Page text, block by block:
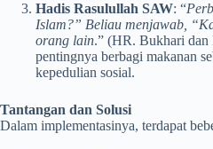
Hadis Rasulullah SAW: “
Islam?” Beliau menjawab,
orang lain.” (HR. Bukhari
pentingnya berbagi makanan
kepedulian sosial.
Tantangan dan Solusi
Dalam implementasinya, terdapat